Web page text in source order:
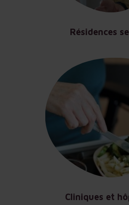
Résidences
Cliniques et